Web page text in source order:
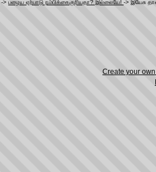
-> பழைய ஏற்பாடு நம்பிக்கைகுரியதா? இல்லையே! -> இயேசு
Create your